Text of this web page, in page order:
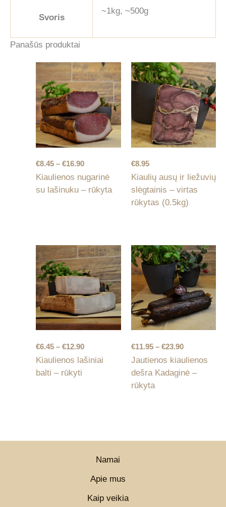
Svoris
~1kg, ~500g
Panašūs produktai
€8.45 – €16.90Price
€8.45
through
Kiaulienos nugarinė
su lašinuku – rūkyta
€8.95
Kiaulių ausų ir liežuvių
slėgtainis – virtas
rūkytas (0.5kg)
€6.45 – €12.90Price
€6.45
Kiaulienos lašiniai
balti – rūkyti
€11.95 – €23.90Price
€11.95
through
Jautienos kiaulienos
dešra Kadaginė –
rūkyta
Namai
Apie mus
Kaip veikia